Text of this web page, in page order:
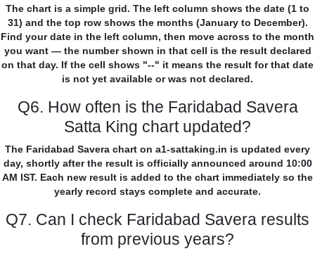
The chart is a simple grid. The left column shows the date (1 to
31) and the top row shows the months (January to December).
Find your date in the left column, then move across to the month
you want — the number shown in that cell is the result declared
on that day. If the cell shows "--" it means the result for that date
is not yet available or was not declared.
Q6. How often is the Faridabad Savera
Satta King chart updated?
The Faridabad Savera chart on a1-sattaking.in is updated every
day, shortly after the result is officially announced around 10:00
AM IST. Each new result is added to the chart immediately so the
yearly record stays complete and accurate.
Q7. Can I check Faridabad Savera results
from previous years?